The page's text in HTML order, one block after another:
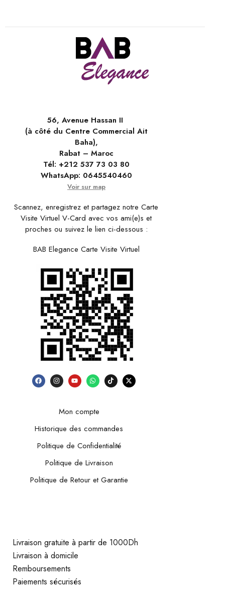
56, Avenue Hassan II
(à côté du Centre Commercial Ait
Baha),
Rabat – Maroc
Tél: +212 537 73 03 80
WhatsApp: 0645540460
Voir sur map
Scannez, enregistrez et partagez notre Carte
Visite Virtuel V-Card avec vos ami(e)s et
proches ou suivez le lien ci-dessous :
BAB Elegance Carte Visite Virtuel
Mon compte
Historique des commandes
Politique de Confidentialité
Politique de Livraison
Politique de Retour et Garantie
Livraison gratuite à partir de 1000Dh
Livraison à domicile
Remboursements
Paiements sécurisés